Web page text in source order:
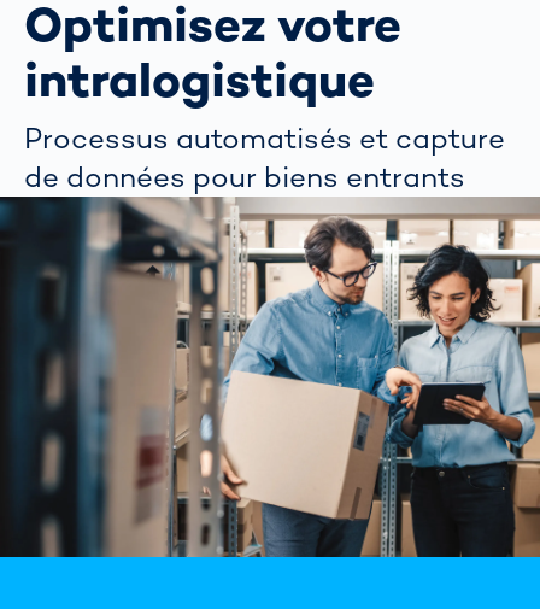
Optimisez votre
intralogistique
Processus automatisés et capture
de données pour biens entrants